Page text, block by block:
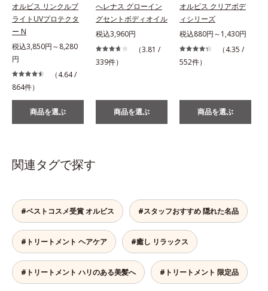
オルビス リンクルブ
ライトUVプロテクタ
ー N
税込3,850円～8,280
円
（4.64 /
864件）
商品を選ぶ
へレナス グローイン
グセントボディオイル
税込3,960円
（3.81 /
339件）
商品を選ぶ
オルビス クリアボデ
ィシリーズ
税込880円～1,430円
（4.35 /
552件）
商品を選ぶ
関連タグで探す
#ベストコスメ受賞 オルビス #スタッフおすすめ 隠れた名品
#トリートメント ヘアケア #癒し リラックス
#トリートメント ハリのある美髪へ #トリートメント 限定品